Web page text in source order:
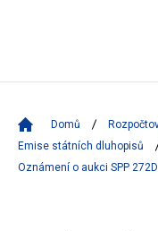
Domů
Emise státních dluhopisů
Oznámení o aukci SPP